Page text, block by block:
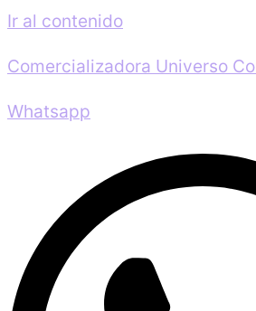
Ir al contenido
Comercializadora Universo
Whatsapp